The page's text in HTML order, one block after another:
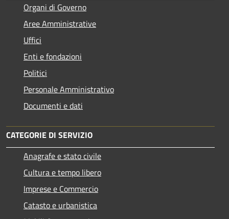
Organi di Governo
Aree Amministrative
Uffici
Enti e fondazioni
Politici
Personale Amministrativo
Documenti e dati
CATEGORIE DI SERVIZIO
Anagrafe e stato civile
Cultura e tempo libero
Imprese e Commercio
Catasto e urbanistica